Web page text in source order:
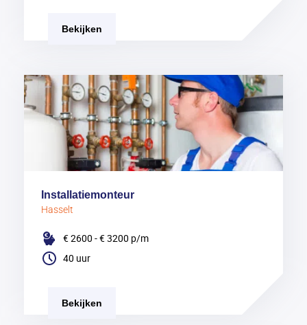
Bekijken
Installatiemonteur
Hasselt
€ 2600 - € 3200 p/m
40 uur
Bekijken